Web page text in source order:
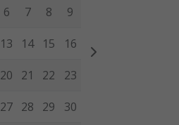
6 7 8 9
13 14 15 16
20 21 22 23
27 28 29 30